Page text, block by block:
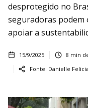
desprotegido no
seguradoras podem
apoiar a
15/9/2025 8 min
Fonte: Danielle